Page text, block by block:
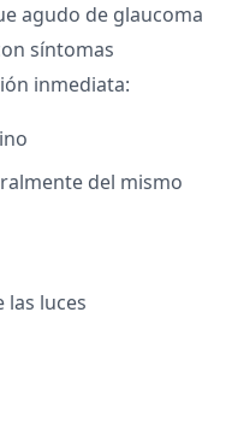
agudo de glaucoma
síntomas
inmediata:
del mismo
las luces